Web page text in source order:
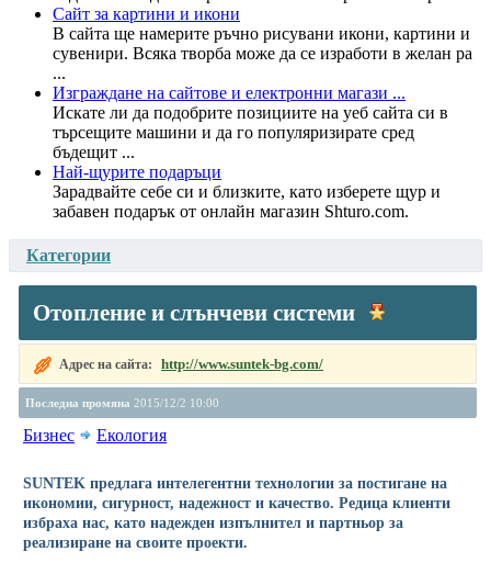
Сайт за картини и икони
В сайта ще намерите ръчно рисувани икони, картини и
сувенири. Всяка творба може да се изработи в желан ра
...
Изграждане на сайтове и електронни магази ...
Искате ли да подобрите позициите на уеб сайта си в
търсещите машини и да го популяризирате сред
бъдещит ...
Най-щурите подаръци
Зарадвайте себе си и близките, като изберете щур и
забавен подарък от онлайн магазин Shturo.com.
Категории
Отопление и слънчеви системи
Адрес на сайта: http://www.suntek-bg.com/
Последна промяна 2015/12/2 10:00
Бизнес Екология
SUNTEK предлага интелегентни технологии за постигане на
икономии, сигурност, надежност и качество. Редица клиенти
избраха нас, като надежден изпълнител и партньор за
реализиране на своите проекти.